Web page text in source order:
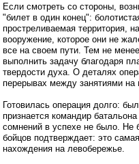
Если смотреть со стороны,
"билет в один конец":
простреливаемая территория,
вооружение, которое они не
все на своем пути. Тем не
выполнить задачу благодаря
твердости духа. О деталях
перерывах между занятиями на
Готовилась операция долго:
признается командир
сомнений в успехе не было. Не
бойцов подтверждает: это
нахождения на левобережье.